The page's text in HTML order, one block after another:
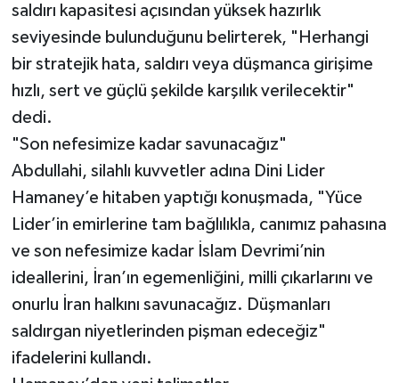
saldırı kapasitesi açısından yüksek hazırlık
seviyesinde bulunduğunu belirterek, "Herhangi
bir stratejik hata, saldırı veya düşmanca girişime
hızlı, sert ve güçlü şekilde karşılık verilecektir"
dedi.
"Son nefesimize kadar savunacağız"
Abdullahi, silahlı kuvvetler adına Dini Lider
Hamaney’e hitaben yaptığı konuşmada, "Yüce
Lider’in emirlerine tam bağlılıkla, canımız pahasına
ve son nefesimize kadar İslam Devrimi’nin
ideallerini, İran’ın egemenliğini, milli çıkarlarını ve
onurlu İran halkını savunacağız. Düşmanları
saldırgan niyetlerinden pişman edeceğiz"
ifadelerini kullandı.